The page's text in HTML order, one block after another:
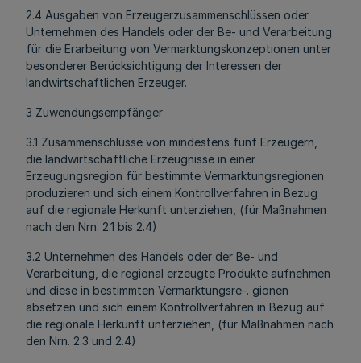
2.4 Ausgaben von Erzeugerzusammenschlüssen oder
Unternehmen des Handels oder der Be- und Verarbeitung
für die Erarbeitung von Vermarktungskonzeptionen unter
besonderer Berücksichtigung der Interessen der
landwirtschaftlichen Erzeuger.
3 Zuwendungsempfänger
3.1 Zusammenschlüsse von mindestens fünf Erzeugern,
die landwirtschaftliche Erzeugnisse in einer
Erzeugungsregion für bestimmte Vermarktungsregionen
produzieren und sich einem Kontrollverfahren in Bezug
auf die regionale Herkunft unterziehen, (für Maßnahmen
nach den Nrn. 2.1 bis 2.4)
3.2 Unternehmen des Handels oder der Be- und
Verarbeitung, die regional erzeugte Produkte aufnehmen
und diese in bestimmten Vermarktungsre-. gionen
absetzen und sich einem Kontrollverfahren in Bezug auf
die regionale Herkunft unterziehen, (für Maßnahmen nach
den Nrn. 2.3 und 2.4)